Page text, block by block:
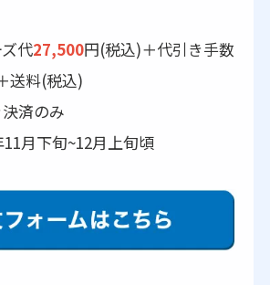
代27,500円(税込)＋代引き手数
送料(税込)
決済のみ
11月下旬~12月上旬頃